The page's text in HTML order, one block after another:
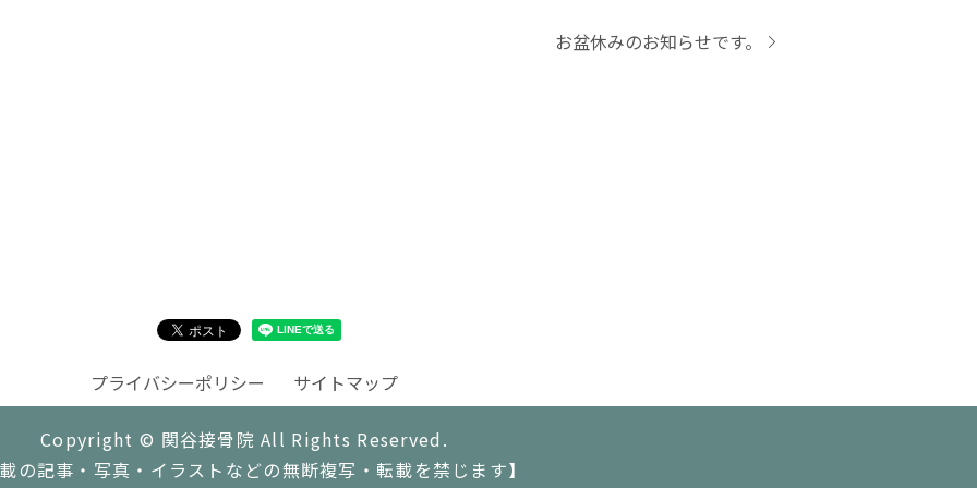
お盆休みのお知らせです。
プライバシーポリシー サイトマップ
Copyright © 関谷接骨院 All Rights Reserved.
載の記事・写真・イラストなどの無断複写・転載を禁じます】